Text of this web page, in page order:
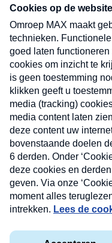
nieuwsbrief. Elke
uw mailbox.
Privacyverklaring
Nieuwsbrief
Neem hier een
nieuwsbrief. Elke